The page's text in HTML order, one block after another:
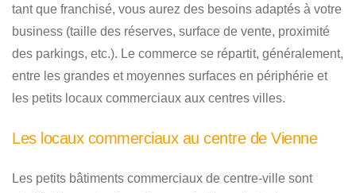
tant que franchisé, vous aurez des besoins adaptés à votre
business (taille des réserves, surface de vente, proximité
des parkings, etc.). Le commerce se répartit, généralement,
entre les grandes et moyennes surfaces en périphérie et
les petits locaux commerciaux aux centres villes.
Les locaux commerciaux au centre de Vienne
Les petits bâtiments commerciaux de centre-ville sont